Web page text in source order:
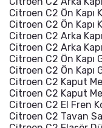
Citroen C2 Ön Kapı
Citroen C2 Ön Kapı
Citroen C2 Arka
Citroen C2 Arka
Citroen C2 Ön Kapı
Citroen C2 Ön Kapı
Citroen C2 Kaput
Citroen C2 Kaput
Citroen C2 El Fren
Citroen C2 Tavan